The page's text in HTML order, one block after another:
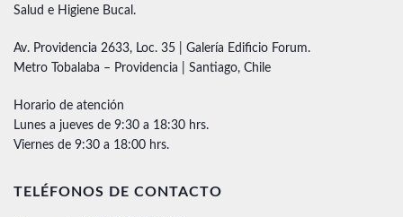
Salud e Higiene Bucal.
Av. Providencia 2633, Loc. 35 | Galería Edificio Forum.
Metro Tobalaba – Providencia | Santiago, Chile
Horario de atención
Lunes a jueves de 9:30 a 18:30 hrs.
Viernes de 9:30 a 18:00 hrs.
TELÉFONOS DE CONTACTO